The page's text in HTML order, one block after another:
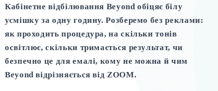
Кабінетне відбілювання Beyond обіцяє білу
усмішку за одну годину. Розберемо без реклами:
як проходить процедура, на скільки тонів
освітлює, скільки тримається результат, чи
безпечно це для емалі, кому не можна й чим
Beyond відрізняється від ZOOM.